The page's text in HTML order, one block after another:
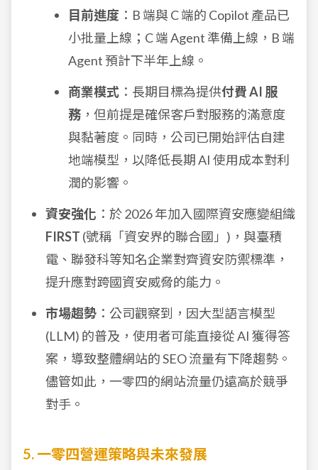
目前進度 ：B 端與 C 端的 Copilot 產品已
小批量上線；C 端 Agent 準備上線，B 端
Agent 預計下半年上線。
商業模式 ：長期目標為提供付費 AI 服
務 ，但前提是確保客戶對服務的滿意度
與黏著度。同時，公司已開始評估自建
地端模型，以降低長期 AI 使用成本對利
潤的影響。
資安強化 ：於 2026 年加入國際資安應變組織
FIRST (號稱「資安界的聯合國」)，與臺積
電、聯發科等知名企業對齊資安防禦標準，
提升應對跨國資安威脅的能力。
市場趨勢 ：公司觀察到，因大型語言模型
(LLM) 的普及，使用者可能直接從 AI 獲得答
案，導致整體網站的 SEO 流量有下降趨勢。
儘管如此，一零四的網站流量仍遠高於競爭
對手。
5. 一零四營運策略與未來發展